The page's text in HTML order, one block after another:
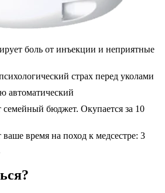
боль от инъекции и неприятные
страх перед уколами
автоматический
бюджет. Окупается за 10
время на поход к медсестре: 3